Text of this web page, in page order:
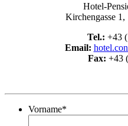
Hotel-
Kirchengasse
Tel.: +43
Email:
Fax: +43
Vorname*